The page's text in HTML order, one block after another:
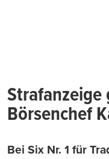
Strafanzeige
Börsenchef
Bei Six Nr. 1 für